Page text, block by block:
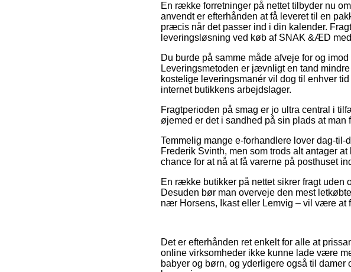
En række forretninger på nettet tilbyder nu
anvendt er efterhånden at få leveret til en
præcis når det passer ind i din kalender.
leveringsløsning ved køb af SNAK &ÆD
Du burde på samme måde afveje for og
Leveringsmetoden er jævnligt en tand
kostelige leveringsmanér vil dog til enhver
internet butikkens arbejdslager.
Fragtperioden på smag er jo ultra central i
øjemed er det i sandhed på sin plads at
Temmelig mange e-forhandlere lover dag-
Frederik Svinth, men som trods alt antager
chance for at nå at få varerne på posthuset
En række butikker på nettet sikrer fragt uden
Desuden bør man overveje den mest
nær Horsens, Ikast eller Lemvig – vil være at
Det er efterhånden ret enkelt for alle at
online virksomheder ikke kunne lade være
babyer og børn, og yderligere også til